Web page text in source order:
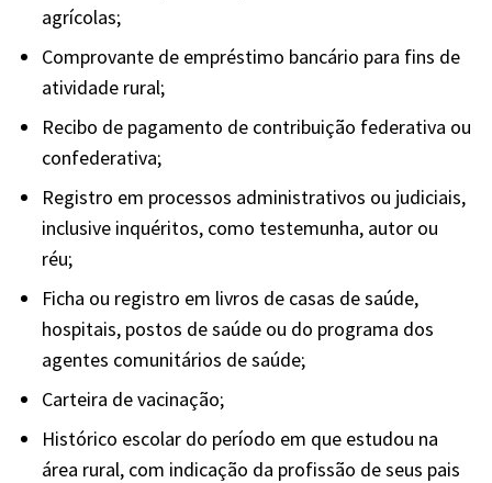
agrícolas;
Comprovante de empréstimo bancário para fins de
atividade rural;
Recibo de pagamento de contribuição federativa ou
confederativa;
Registro em processos administrativos ou judiciais,
inclusive inquéritos, como testemunha, autor ou
réu;
Ficha ou registro em livros de casas de saúde,
hospitais, postos de saúde ou do programa dos
agentes comunitários de saúde;
Carteira de vacinação;
Histórico escolar do período em que estudou na
área rural, com indicação da profissão de seus pais